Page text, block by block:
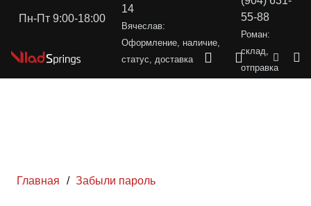
Пн-Пт 9:00-18:00
14
Вячеслав:
Оформление, наличие,
статус, доставка
55-88
Роман:
склад,
отправка
Главная / Забыли пароль